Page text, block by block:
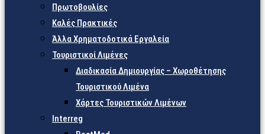
Πρωτοβουλίες
Καλές Πρακτικές
Άλλα Χρηματοδοτικά Εργαλεία
Τουριστικοί Λιμένες
Διαδικασία Δημιουργίας – Χωροθέτησης
Τουριστικού Λιμένα
Χάρτες Τουριστικών Λιμένων
Interreg